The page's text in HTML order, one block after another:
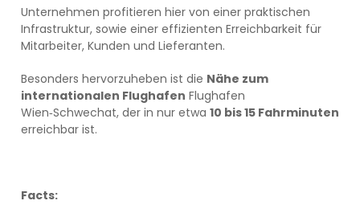
Unternehmen profitieren hier von einer praktischen
Infrastruktur, sowie einer effizienten Erreichbarkeit für
Mitarbeiter, Kunden und Lieferanten.
Besonders hervorzuheben ist die Nähe zum
internationalen Flughafen Flughafen
Wien‑Schwechat, der in nur etwa 10 bis 15 Fahrminuten
erreichbar ist.
Facts: